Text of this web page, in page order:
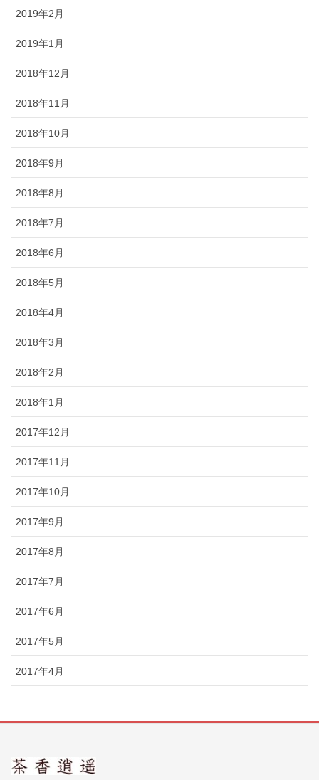
2019年2月
2019年1月
2018年12月
2018年11月
2018年10月
2018年9月
2018年8月
2018年7月
2018年6月
2018年5月
2018年4月
2018年3月
2018年2月
2018年1月
2017年12月
2017年11月
2017年10月
2017年9月
2017年8月
2017年7月
2017年6月
2017年5月
2017年4月